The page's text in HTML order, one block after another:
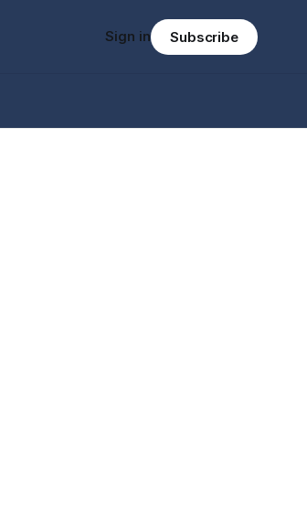
Sign in Subscribe